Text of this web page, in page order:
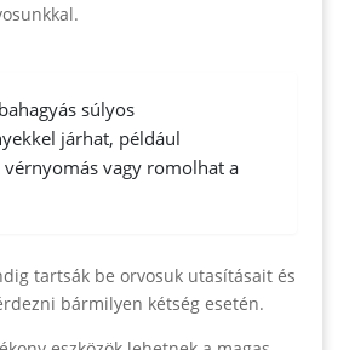
súlyos
járhat, például
vérnyomás vagy romolhat a
tartsák be orvosuk utasításait és
bármilyen kétség esetén.